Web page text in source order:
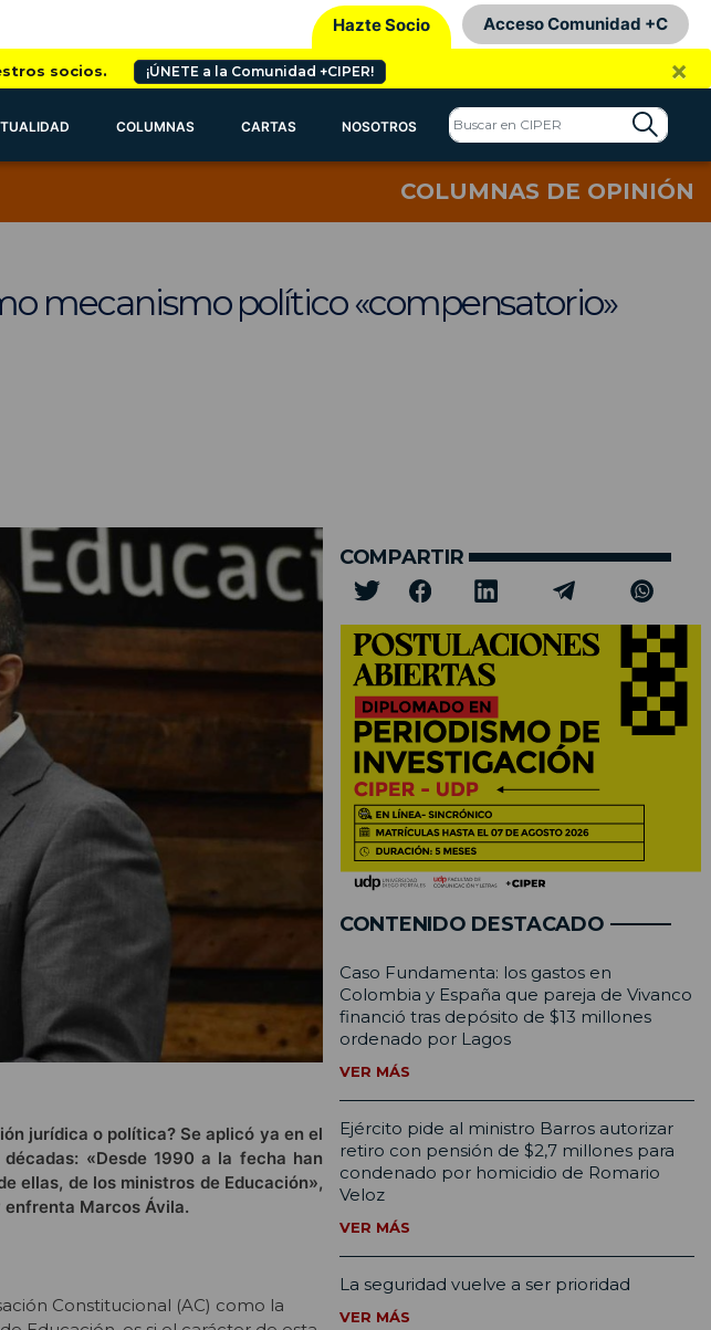
Hazte Socio Acceso Comunidad +C
socios. ¡ÚNETE a la Comunidad +CIPER! ×
COLUMNAS CARTAS NOSOTROS
COLUMNAS DE OPINIÓN
mecanismo político «compensatorio»
jurídica o política? Se aplicó ya en el
«Desde 1990 a la fecha han
ellas, de los ministros de Educación»,
enfrenta Marcos Ávila.
Constitucional (AC) como la
COMPARTIR
CONTENIDO DESTACADO
Caso Fundamenta: los gastos en
Colombia y España que pareja de Vivanco
financió tras depósito de $13 millones
ordenado por Lagos
VER MÁS
Ejército pide al ministro Barros autorizar
retiro con pensión de $2,7 millones para
condenado por homicidio de Romario
Veloz
VER MÁS
La seguridad vuelve a ser prioridad
VER MÁS